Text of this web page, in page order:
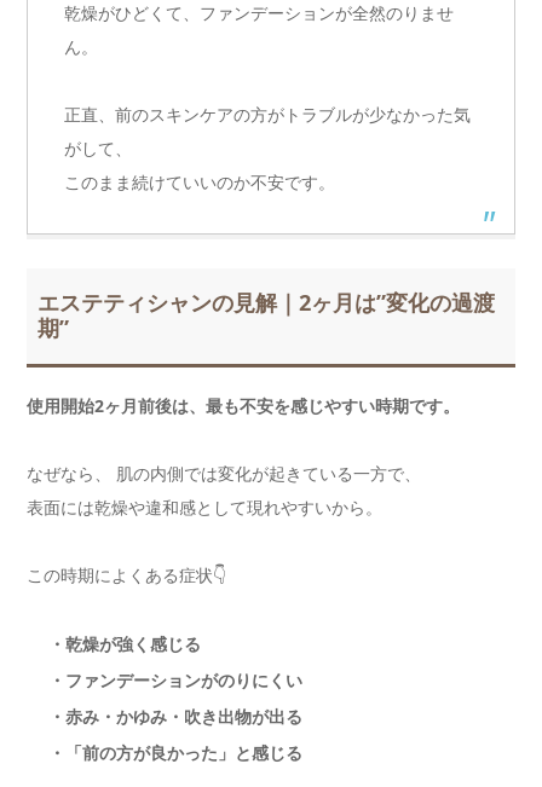
乾燥がひどくて、ファンデーションが全然のりませ
ん。
正直、前のスキンケアの方がトラブルが少なかった気
がして、
このまま続けていいのか不安です。
エステティシャンの見解｜2ヶ月は”変化の過渡
期”
使用開始2ヶ月前後は、最も不安を感じやすい時期です。
なぜなら、 肌の内側では変化が起きている一方で、
表面には乾燥や違和感として現れやすいから。
この時期によくある症状👇
・乾燥が強く感じる
・ファンデーションがのりにくい
・赤み・かゆみ・吹き出物が出る
・「前の方が良かった」と感じる